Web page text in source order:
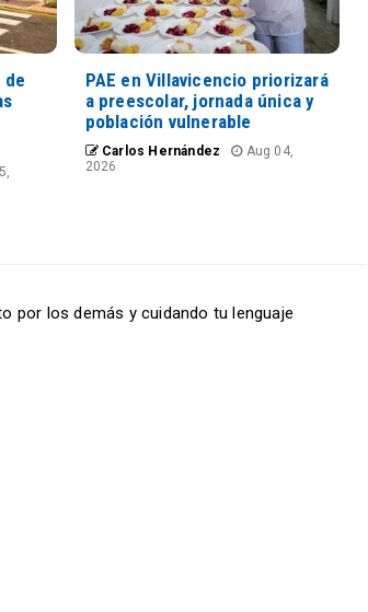
de
PAE en Villavicencio priorizará
a preescolar, jornada única y
población vulnerable
Carlos Hernández
Aug 04,
2026
por los demás y cuidando tu lenguaje